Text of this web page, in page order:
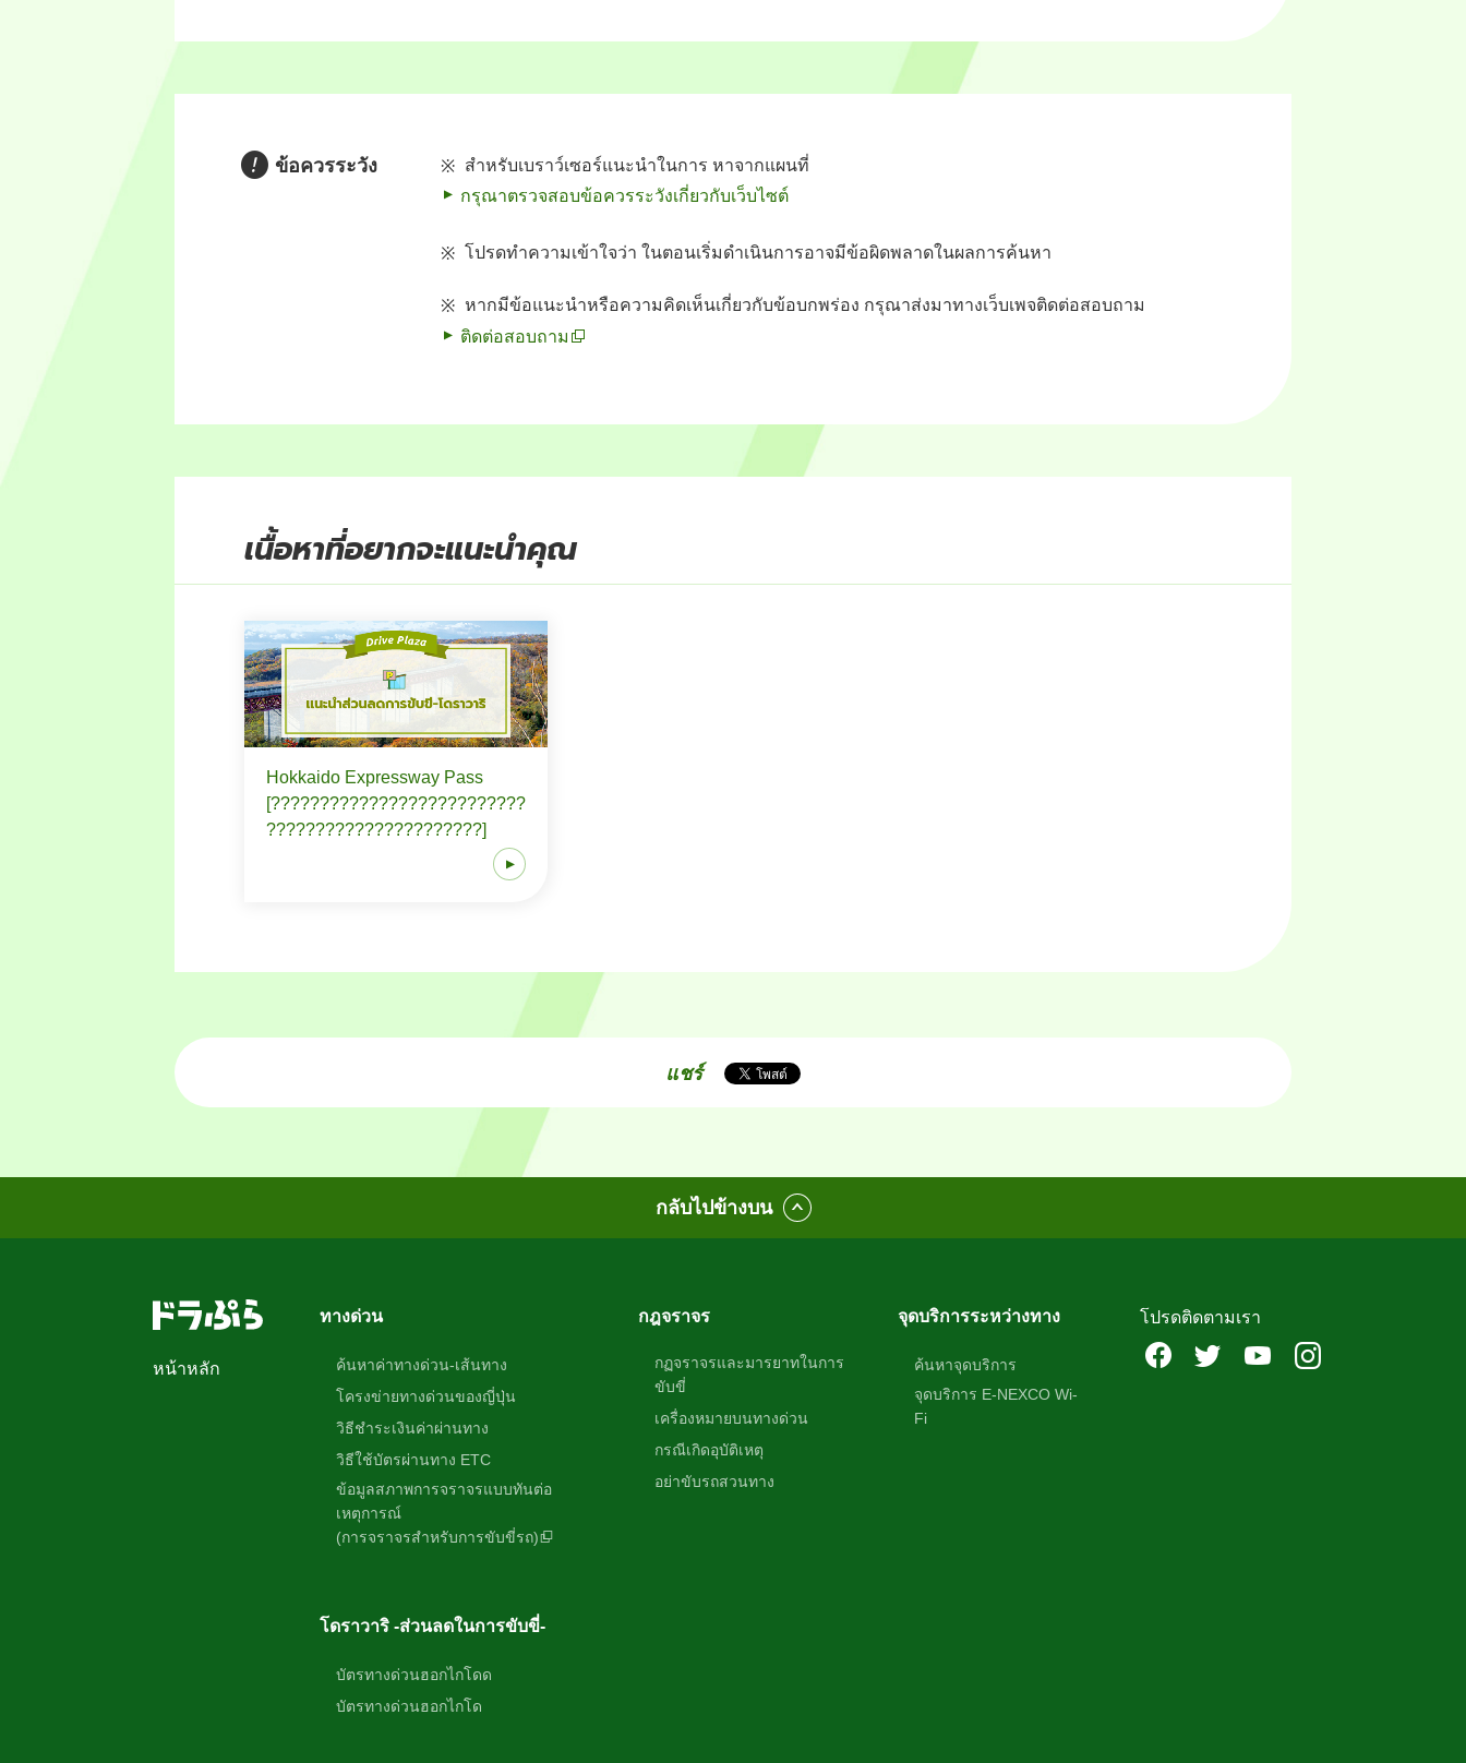
ข้อควรระวัง
สำหรับเบราว์เซอร์แนะนำในการ หาจากแผนที่
กรุณาตรวจสอบข้อควรระวังเกี่ยวกับเว็บไซต์
โปรดทำความเข้าใจว่า ในตอนเริ่มดำเนินการอาจมีข้อผิดพลาดในผลการค้นหา
หากมีข้อแนะนำหรือความคิดเห็นเกี่ยวกับข้อบกพร่อง กรุณาส่งมาทางเว็บเพจติดต่อสอบถาม
ติดต่อสอบถาม
เนื้อหาที่อยากจะแนะนำคุณ
Hokkaido Expressway Pass
[??????????????????????????
??????????????????????]
แชร์
กลับไปข้างบน
หน้าหลัก
ทางด่วน
ค้นหาค่าทางด่วน-เส้นทาง
โครงข่ายทางด่วนของญี่ปุ่น
วิธีชำระเงินค่าผ่านทาง
วิธีใช้บัตรผ่านทาง ETC
ข้อมูลสภาพการจราจรแบบทันต่อ
เหตุการณ์
(การจราจรสำหรับการขับขี่รถ)
โดราวาริ -ส่วนลดในการขับขี่-
บัตรทางด่วนฮอกไกโดด
บัตรทางด่วนฮอกไกโด
กฎจราจร
กฏจราจรและมารยาทในการ
ขับขี่
เครื่องหมายบนทางด่วน
กรณีเกิดอุบัติเหตุ
อย่าขับรถสวนทาง
จุดบริการระหว่างทาง
ค้นหาจุดบริการ
จุดบริการ E-NEXCO Wi-
Fi
โปรดติดตามเรา